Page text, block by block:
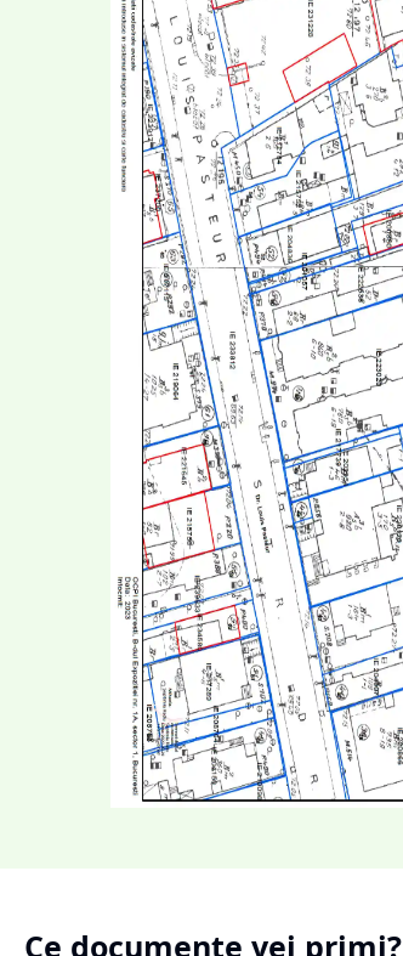
Ce documente vei primi?